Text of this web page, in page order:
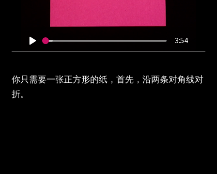
3:54
你只需要一张正方形的纸，首先，沿两条对角线对
折。